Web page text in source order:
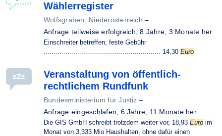
Wählerregister
Wolfsgraben, Niederösterreich –
Anfrage teilweise erfolgreich,8 Jahre, 3 Monate her
Einschreiter betreffen, feste Gebühr
........................................................... 14,30 Euro
Veranstaltung von öffentlich-
rechtlichem Rundfunk
Bundesministerium für Justiz –
Anfrage eingeschlafen, 6 Jahre, 11 Monate her
Die GIS GmbH schreibt trotzdem weiter vor, 18,93 Euro im
Monat von 3,333 Mio Haushalten, ohne dafür einen